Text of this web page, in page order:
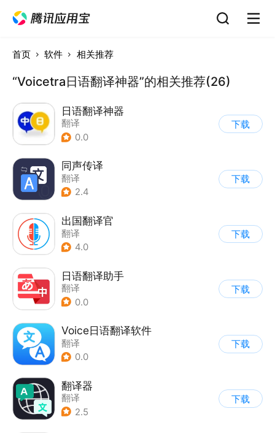
首页 软件 相关推荐
“Voicetra日语翻译神器”的相关推荐(26)
日语翻译神器
翻译
0.0
下载
同声传译
翻译
2.4
下载
出国翻译官
翻译
4.0
下载
日语翻译助手
翻译
0.0
下载
Voice日语翻译软件
翻译
0.0
下载
翻译器
翻译
2.5
下载